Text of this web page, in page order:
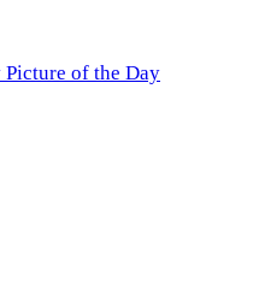
of the Day